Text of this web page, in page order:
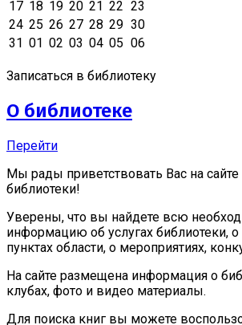
17 18 19 20 21 22 23
24 25 26 27 28 29 30
31 01 02 03 04 05 06
Записаться в библиотеку
О библиотеке
Перейти
Мы рады приветствовать Вас на
библиотеки!
Уверены, что вы найдете всю
информацию об услугах библиотеки,
пунктах области, о мероприятиях,
На сайте размещена информация о
клубах, фото и видео материалы.
Для поиска книг вы можете